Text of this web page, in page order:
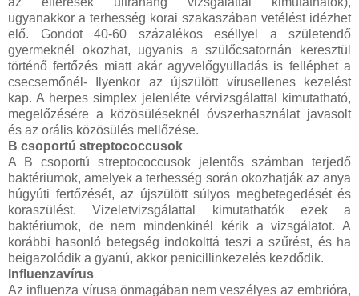
ugyanakkor a terhesség korai szakaszában vetélést idézhet
elő. Gondot 40-60 százalékos eséllyel a születendő
gyermeknél okozhat, ugyanis a szülőcsatornán keresztül
történő fertőzés miatt akár agyvelőgyulladás is felléphet a
csecsemőnél- Ilyenkor az újszülött vírusellenes kezelést
kap. A herpes simplex jelenléte vérvizsgálattal kimutatható,
megelőzésére a közösüléseknél óvszerhasználat javasolt
és az orális közösülés mellőzése.
B csoportú streptococcusok
A B csoportú streptococcusok jelentős számban terjedő
baktériumok, amelyek a terhesség során okozhatják az anya
húgyúti fertőzését, az újszülött súlyos megbetegedését és
koraszülést. Vizeletvizsgálattal kimutathatók ezek a
baktériumok, de nem mindenkinél kérik a vizsgálatot. A
korábbi hasonló betegség indokolttá teszi a szűrést, és ha
beigazolódik a gyanú, akkor penicillinkezelés kezdődik.
Influenzavírus
Az influenza vírusa önmagában nem veszélyes az embrióra,